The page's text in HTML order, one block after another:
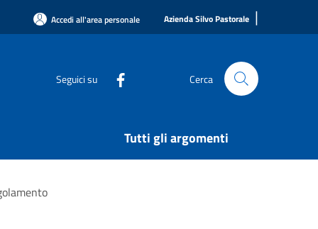
Accedi all'area personale Azienda Silvo Pastorale |
Seguici su Cerca
Tutti gli argomenti